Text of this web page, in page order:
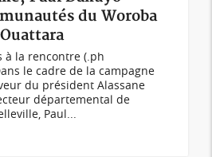
du Woroba
à la rencontre (.ph
le cadre de la campagne
du président Alassane
départemental de
Paul...